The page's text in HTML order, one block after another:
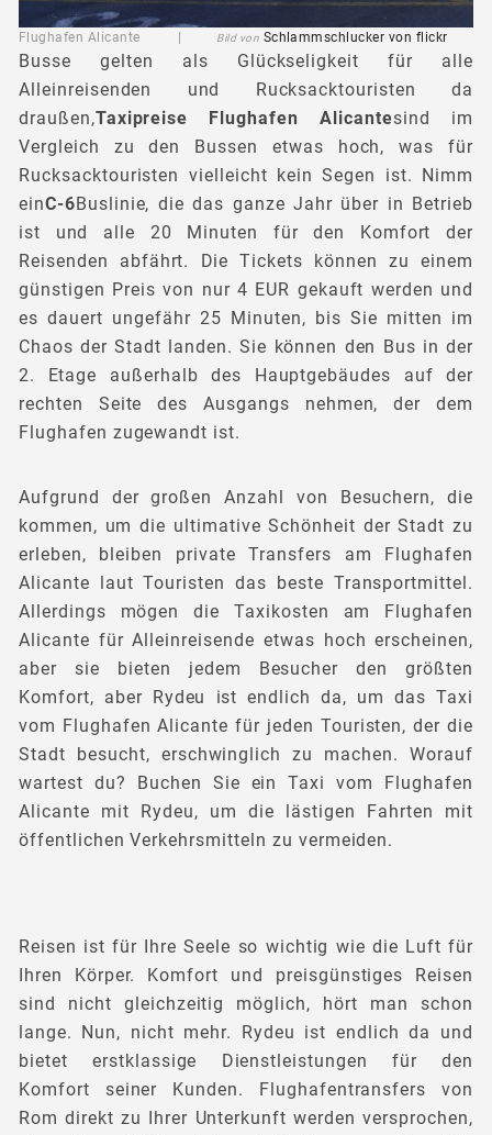
Flughafen Alicante | Bild von Schlammschlucker von flickr
Busse gelten als Glückseligkeit für alle
Alleinreisenden und Rucksacktouristen da
draußen,Taxipreise Flughafen Alicantesind im
Vergleich zu den Bussen etwas hoch, was für
Rucksacktouristen vielleicht kein Segen ist. Nimm
einC-6Buslinie, die das ganze Jahr über in Betrieb
ist und alle 20 Minuten für den Komfort der
Reisenden abfährt. Die Tickets können zu einem
günstigen Preis von nur 4 EUR gekauft werden und
es dauert ungefähr 25 Minuten, bis Sie mitten im
Chaos der Stadt landen. Sie können den Bus in der
2. Etage außerhalb des Hauptgebäudes auf der
rechten Seite des Ausgangs nehmen, der dem
Flughafen zugewandt ist.
Aufgrund der großen Anzahl von Besuchern, die
kommen, um die ultimative Schönheit der Stadt zu
erleben, bleiben private Transfers am Flughafen
Alicante laut Touristen das beste Transportmittel.
Allerdings mögen die Taxikosten am Flughafen
Alicante für Alleinreisende etwas hoch erscheinen,
aber sie bieten jedem Besucher den größten
Komfort, aber Rydeu ist endlich da, um das Taxi
vom Flughafen Alicante für jeden Touristen, der die
Stadt besucht, erschwinglich zu machen. Worauf
wartest du? Buchen Sie ein Taxi vom Flughafen
Alicante mit Rydeu, um die lästigen Fahrten mit
öffentlichen Verkehrsmitteln zu vermeiden.
Reisen ist für Ihre Seele so wichtig wie die Luft für
Ihren Körper. Komfort und preisgünstiges Reisen
sind nicht gleichzeitig möglich, hört man schon
lange. Nun, nicht mehr. Rydeu ist endlich da und
bietet erstklassige Dienstleistungen für den
Komfort seiner Kunden. Flughafentransfers von
Rom direkt zu Ihrer Unterkunft werden versprochen,